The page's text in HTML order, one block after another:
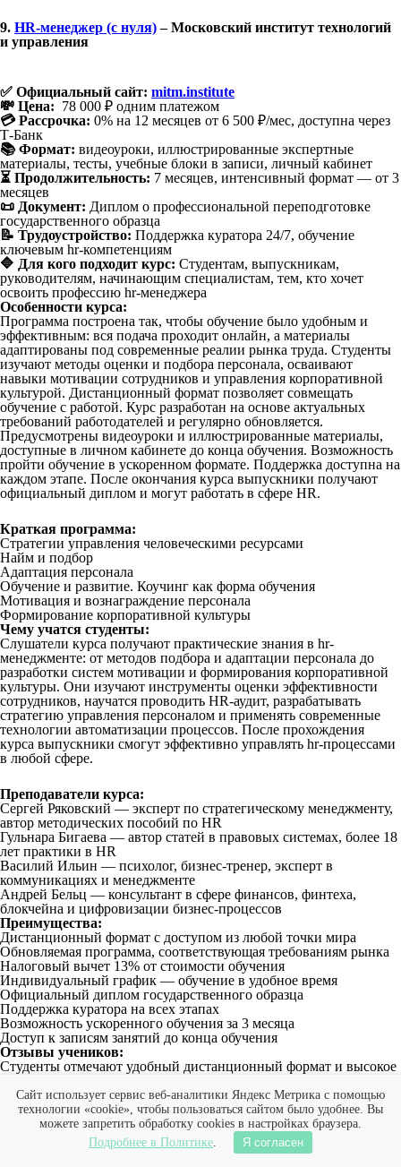
9. HR-менеджер (с нуля)– Московский институт технологий
и управления
✅ Официальный сайт: mitm.institute
💸 Цена: 78 000 ₽ одним платежом
💳 Рассрочка: 0% на 12 месяцев от 6 500 ₽/мес, доступна через
Т-Банк
📚 Формат: видеоуроки, иллюстрированные экспертные
материалы, тесты, учебные блоки в записи, личный кабинет
⏳ Продолжительность: 7 месяцев, интенсивный формат — от 3
месяцев
📜 Документ: Диплом о профессиональной переподготовке
государственного образца
📝 Трудоустройство: Поддержка куратора 24/7, обучение
ключевым hr-компетенциям
🔷 Для кого подходит курс: Студентам, выпускникам,
руководителям, начинающим специалистам, тем, кто хочет
освоить профессию hr-менеджера
Особенности курса:
Программа построена так, чтобы обучение было удобным и
эффективным: вся подача проходит онлайн, а материалы
адаптированы под современные реалии рынка труда. Студенты
изучают методы оценки и подбора персонала, осваивают
навыки мотивации сотрудников и управления корпоративной
культурой. Дистанционный формат позволяет совмещать
обучение с работой. Курс разработан на основе актуальных
требований работодателей и регулярно обновляется.
Предусмотрены видеоуроки и иллюстрированные материалы,
доступные в личном кабинете до конца обучения. Возможность
пройти обучение в ускоренном формате. Поддержка доступна на
каждом этапе. После окончания курса выпускники получают
официальный диплом и могут работать в сфере HR.
Краткая программа:
Стратегии управления человеческими ресурсами
Найм и подбор
Адаптация персонала
Обучение и развитие. Коучинг как форма обучения
Мотивация и вознаграждение персонала
Формирование корпоративной культуры
Чему учатся студенты:
Слушатели курса получают практические знания в hr-
менеджменте: от методов подбора и адаптации персонала до
разработки систем мотивации и формирования корпоративной
культуры. Они изучают инструменты оценки эффективности
сотрудников, научатся проводить HR-аудит, разрабатывать
стратегию управления персоналом и применять современные
технологии автоматизации процессов. После прохождения
курса выпускники смогут эффективно управлять hr-процессами
в любой сфере.
Преподаватели курса:
Сергей Ряковский — эксперт по стратегическому менеджменту,
автор методических пособий по HR
Гульнара Бигаева — автор статей в правовых системах, более 18
лет практики в HR
Василий Ильин — психолог, бизнес-тренер, эксперт в
коммуникациях и менеджменте
Андрей Бельц — консультант в сфере финансов, финтеха,
блокчейна и цифровизации бизнес-процессов
Преимущества:
Дистанционный формат с доступом из любой точки мира
Обновляемая программа, соответствующая требованиям рынка
Налоговый вычет 13% от стоимости обучения
Индивидуальный график — обучение в удобное время
Официальный диплом государственного образца
Поддержка куратора на всех этапах
Возможность ускоренного обучения за 3 месяца
Доступ к записям занятий до конца обучения
Отзывы учеников:
Студенты отмечают удобный дистанционный формат и высокое
доступности кураторов. Многие подчеркивают, что курс дал
реальные навыки для работы в hr-сфере и помог понять
внутренние процессы компаний. Часто выделяют возможность
учиться без отрыва от работы и гибкий график. Особенно
ценится то, что после прохождения курсов выпускники
Сайт использует сервис веб-аналитики Яндекс Метрика с помощью
технологии «cookie», чтобы пользоваться сайтом было удобнее. Вы
можете запретить обработку cookies в настройках браузера.
Подробнее в Политике. Я согласен